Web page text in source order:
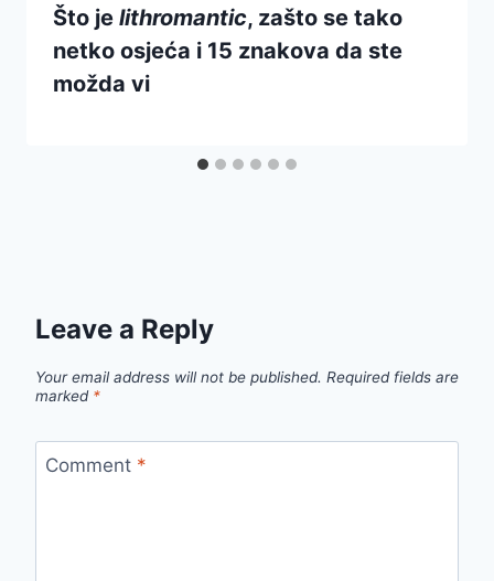
Što je lithromantic, zašto se tako
netko osjeća i 15 znakova da ste
možda vi
Leave a Reply
Your email address will not be published. Required fields are
marked *
Comment *